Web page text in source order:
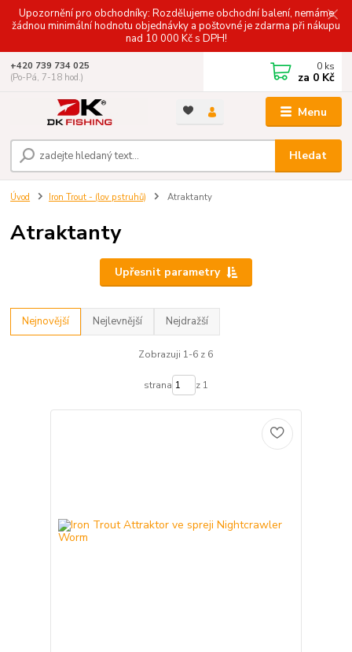
Upozornění pro obchodníky: Rozdělujeme obchodní balení, nemáme
žádnou minimální hodnotu objednávky a poštovné je zdarma při nákupu
nad 10 000 Kč s DPH!
Menu
Hledat
+420 739 734 025
(Po-Pá, 7-18 hod.)
0 ks
za 0 Kč
Úvod Iron Trout - (lov pstruhů) Atraktanty
Atraktanty
Upřesnit parametry
Nejnovější Nejlevnější Nejdražší
Zobrazuji 1-6 z 6
strana z 1